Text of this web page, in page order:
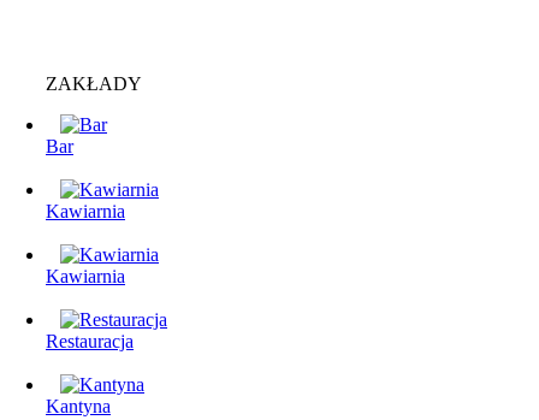
ZAKŁADY
Bar
Kawiarnia
Kawiarnia
Restauracja
Kantyna